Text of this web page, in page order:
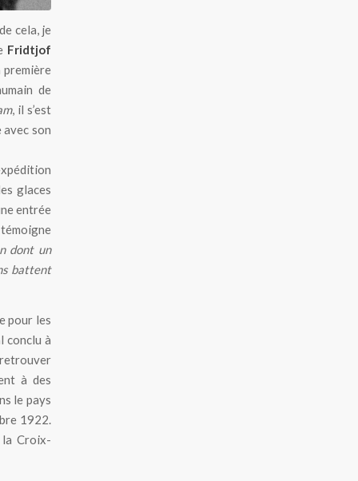
cela, je
Fridtjof
de
, il s’est
avec son
glaces
entrée
dont un
battent
pour les
conclu à
retrouver
à des
le pays
1922.
Croix-